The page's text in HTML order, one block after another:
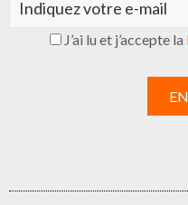
J’ai lu et j’accepte la